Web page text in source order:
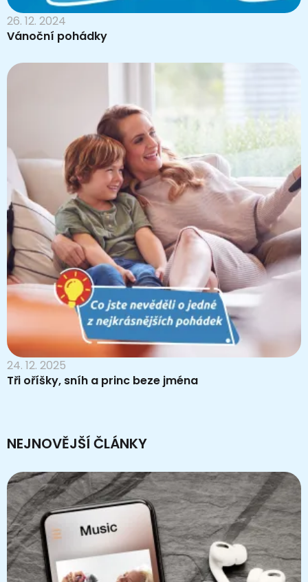
26. 12. 2024
Vánoční pohádky
24. 12. 2025
Tři oříšky, sníh a princ beze jména
NEJNOVĚJŠÍ ČLÁNKY